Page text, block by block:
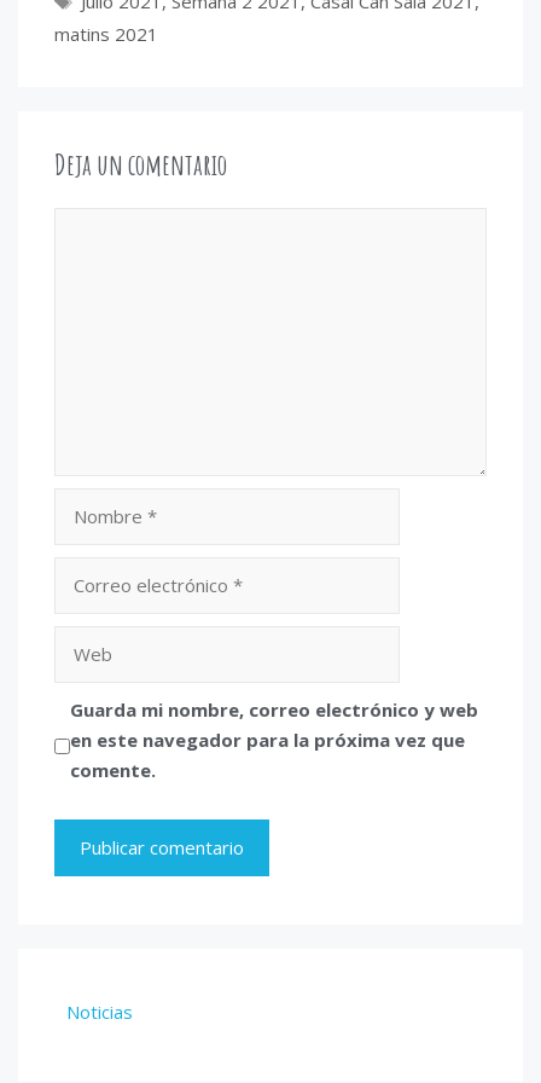
matins 2021
Deja un comentario
Guarda mi nombre, correo electrónico y web
en este navegador para la próxima vez que
comente.
Noticias